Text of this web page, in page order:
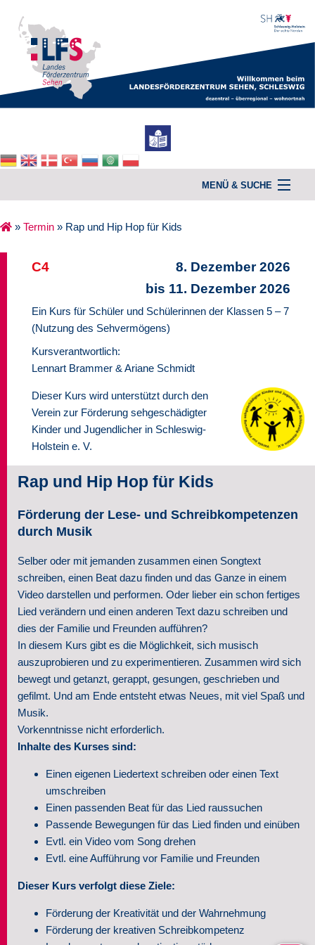
MENÜ & SUCHE
Kurse
Über uns
» Termin » Rap und Hip Hop für Kids
8. Dezember 2026
bis 11. Dezember 2026
C4
Ein Kurs für Schüler und Schülerinnen der Klassen 5 – 7
(Nutzung des Sehvermögens)
Kursverantwortlich:
Lennart Brammer & Ariane Schmidt
Dieser Kurs wird unterstützt durch den
Verein zur Förderung sehgeschädigter
Kinder und Jugendlicher in Schleswig-
Holstein e. V.
Rap und Hip Hop für Kids
Förderung der Lese- und Schreibkompetenzen
durch Musik
Selber oder mit jemanden zusammen einen Songtext
schreiben, einen Beat dazu finden und das Ganze in einem
Video darstellen und performen. Oder lieber ein schon fertiges
Lied verändern und einen anderen Text dazu schreiben und
dies der Familie und Freunden aufführen?
In diesem Kurs gibt es die Möglichkeit, sich musisch
auszuprobieren und zu experimentieren. Zusammen wird sich
bewegt und getanzt, gerappt, gesungen, geschrieben und
gefilmt. Und am Ende entsteht etwas Neues, mit viel Spaß und
Musik.
Vorkenntnisse nicht erforderlich.
Inhalte des Kurses sind:
Einen eigenen Liedertext schreiben oder einen Text
umschreiben
Einen passenden Beat für das Lied raussuchen
Passende Bewegungen für das Lied finden und einüben
Evtl. ein Video vom Song drehen
Evtl. eine Aufführung vor Familie und Freunden
Dieser Kurs verfolgt diese Ziele:
Förderung der Kreativität und der Wahrnehmung
Förderung der kreativen Schreibkompetenz